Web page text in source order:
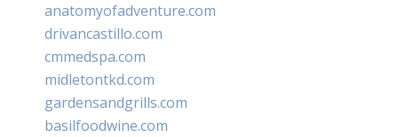
anatomyofadventure.com
drivancastillo.com
cmmedspa.com
midletontkd.com
gardensandgrills.com
basilfoodwine.com